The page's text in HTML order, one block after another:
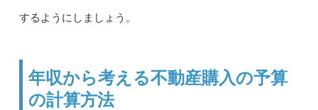
するようにしましょう。
年収から考える不動産購入の予算
の計算方法